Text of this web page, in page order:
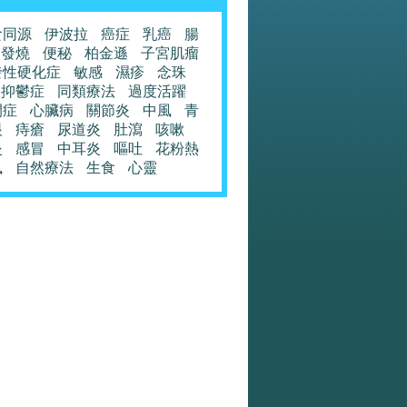
源 伊波拉 癌症 乳癌
腸
發燒
便秘 柏金遜
子宮肌瘤
硬化症
敏感 濕疹
念珠
抑鬱症
同類療法
過度活躍
心臟病 關節炎 中風
青
痔瘡 尿道炎 肚瀉
咳嗽
感冒 中耳炎 嘔吐
花粉熱
自然療法 生食 心靈